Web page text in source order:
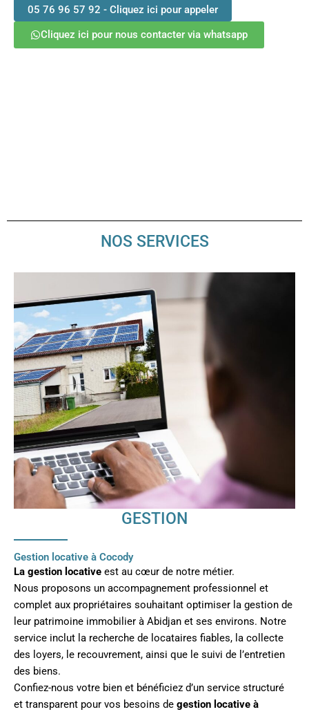
05 76 96 57 92 - Cliquez ici pour appeler
Cliquez ici pour nous contacter via whatsapp
NOS SERVICES
GESTION
Gestion locative à Cocody
La gestion locative est au cœur de notre métier.
Nous proposons un accompagnement professionnel et
complet aux propriétaires souhaitant optimiser la gestion de
leur patrimoine immobilier à Abidjan et ses environs. Notre
service inclut la recherche de locataires fiables, la collecte
des loyers, le recouvrement, ainsi que le suivi de l’entretien
des biens.
Confiez-nous votre bien et bénéficiez d’un service structuré
et transparent pour vos besoins de gestion locative à